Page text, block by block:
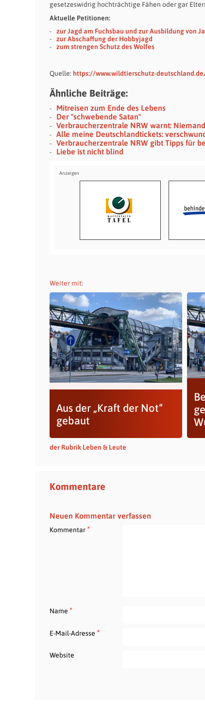
gesetzeswidrig hochträchtige Fähen oder gar
Aktuelle Petitionen:
zur Jagd am Fuchsbau und zur Ausbildung von
zur Abschaffung der Hobbyjagd
zum strengen Schutz des Wolfes
Quelle: https://www.wildtierschutz-
Ähnliche Beiträge:
Mitreisen zum Ende des Lebens
Der "schwebende Satan"
Verbraucherzentrale NRW warnt:
Alle meine Deutschlandtickets:
Verbraucherzentrale NRW gibt Tipps für
Liebe ist nicht blind
Weiter mit:
Aus der „Kraft der Not“
gebaut
der Rubrik Leben & Leute
Kommentare
Neuen Kommentar verfassen
Kommentar*
Name *
E-Mail-Adresse *
Website